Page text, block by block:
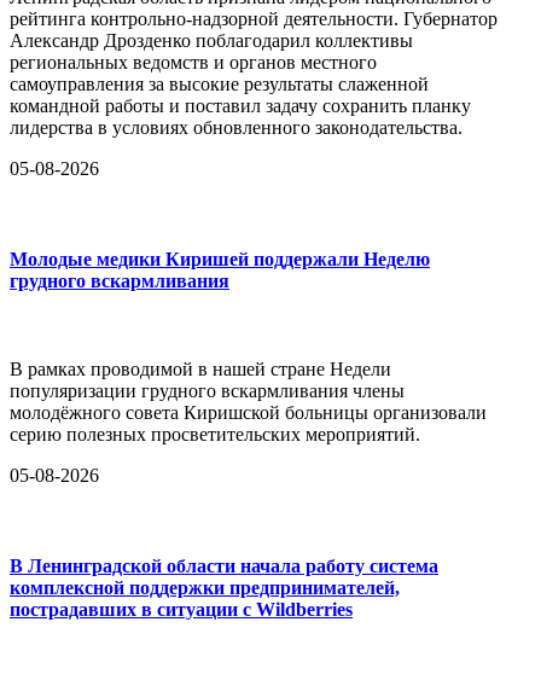
рейтинга контрольно-надзорной деятельности. Губернатор
Александр Дрозденко поблагодарил коллективы
региональных ведомств и органов местного
самоуправления за высокие результаты слаженной
командной работы и поставил задачу сохранить планку
лидерства в условиях обновленного законодательства.
05-08-2026
Молодые медики Киришей поддержали Неделю
грудного вскармливания
В рамках проводимой в нашей стране Недели
популяризации грудного вскармливания члены
молодёжного совета Киришской больницы организовали
серию полезных просветительских мероприятий.
05-08-2026
В Ленинградской области начала работу система
комплексной поддержки предпринимателей,
пострадавших в ситуации с Wildberries